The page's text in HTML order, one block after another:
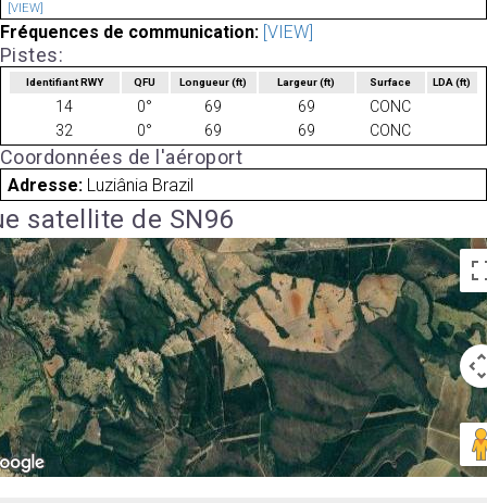
[VIEW]
Fréquences de communication: [VIEW]
Pistes:
Identifiant RWY QFU Longueur(ft) Largeur(ft) Surface LDA(ft)
14 0° 69 69
CONC
32
0° 69 69 CONC
Coordonnées de l'aéroport
Adresse: Luziânia Brazil
satellite de SN96